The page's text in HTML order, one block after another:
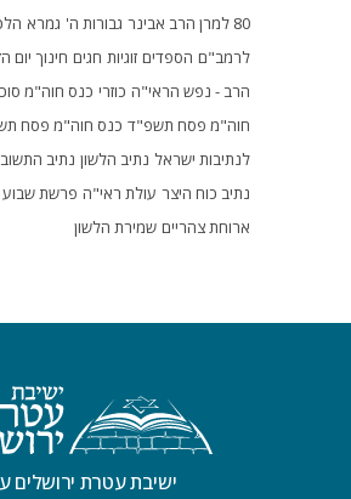
80 למרן הרב אבינר גבורות ה' גמרא
לרמב"ם הספדים זוגיות חגים חינוך יום
הרב - נפש הראי"ה כוזרי כנס חוה"מ
חוה"מ פסח תשפ"ד כנס חוה"מ פסח
לנתיבות ישראל נתיב הלשון נתיב
נתיב כוח היצר עולת ראי"ה פרשת שבוע
ארוחת צהריים שמירת הלשון
ישיבת עטרת ירושלים